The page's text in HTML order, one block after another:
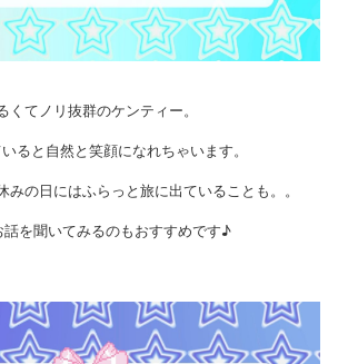
くてノリ抜群のケンティー。
ると自然と笑顔になれちゃいます。
みの日にはふらっと旅に出ていることも。。
話を聞いてみるのもおすすめです♪